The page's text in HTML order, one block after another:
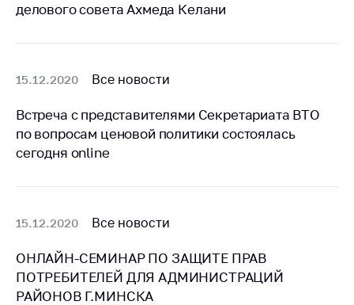
делового совета Ахмеда Келани
15.12.2020 Все новости
Встреча с представителями Секретариата ВТО
по вопросам ценовой политики состоялась
сегодня online
15.12.2020 Все новости
ОНЛАЙН-СЕМИНАР ПО ЗАЩИТЕ ПРАВ
ПОТРЕБИТЕЛЕЙ ДЛЯ АДМИНИСТРАЦИЙ
РАЙОНОВ Г.МИНСКА